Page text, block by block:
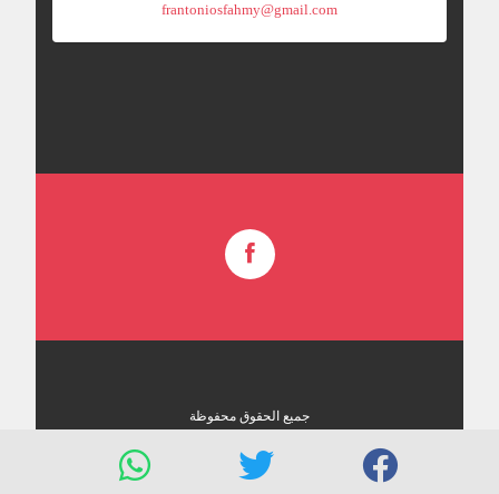
frantoniosfahmy@gmail.com
جميع الحقوق محفوظة